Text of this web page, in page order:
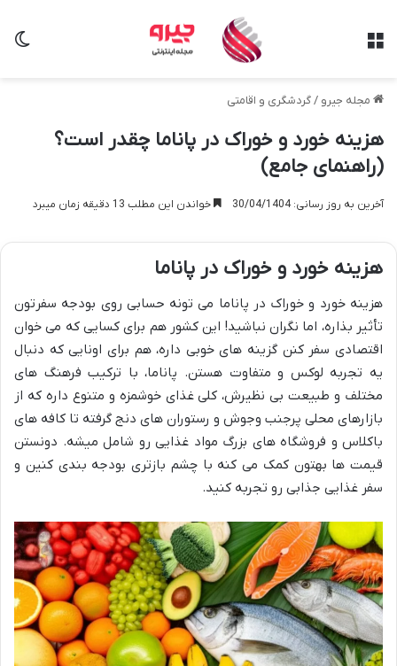
مجله جیرو /گردشگری و اقامتی
هزینه خورد و خوراک در پاناما چقدر است؟
(راهنمای جامع)
آخرین به روز رسانی: 30/04/1404 خواندن این مطلب 13 دقیقه زمان میبرد
هزینه خورد و خوراک در پاناما
هزینه خورد و خوراک در پاناما می تونه حسابی روی بودجه سفرتون
تأثیر بذاره، اما نگران نباشید! این کشور هم برای کسایی که می خوان
اقتصادی سفر کنن گزینه های خوبی داره، هم برای اونایی که دنبال
یه تجربه لوکس و متفاوت هستن. پاناما، با ترکیب فرهنگ های
مختلف و طبیعت بی نظیرش، کلی غذای خوشمزه و متنوع داره که از
بازارهای محلی پرجنب وجوش و رستوران های دنج گرفته تا کافه های
باکلاس و فروشگاه های بزرگ مواد غذایی رو شامل میشه. دونستن
قیمت ها بهتون کمک می کنه با چشم بازتری بودجه بندی کنین و
سفر غذایی جذابی رو تجربه کنید.